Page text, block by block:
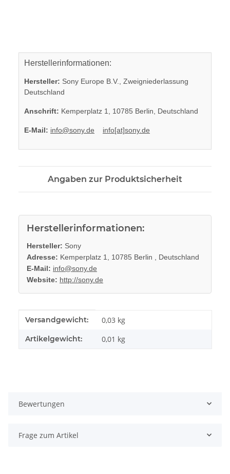
Herstellerinformationen:
Hersteller: Sony Europe B.V., Zweigniederlassung
Deutschland
Anschrift: Kemperplatz 1, 10785 Berlin, Deutschland
E-Mail: info@sony.de info[at]sony.de
Angaben zur Produktsicherheit
Herstellerinformationen:
Hersteller: Sony
Adresse: Kemperplatz 1, 10785 Berlin , Deutschland
E-Mail: info@sony.de
Website: http://sony.de
Produkteigenschaft
Wert
Versandgewicht: 0,03 kg
Artikelgewicht: 0,01 kg
Bewertungen
Frage zum Artikel